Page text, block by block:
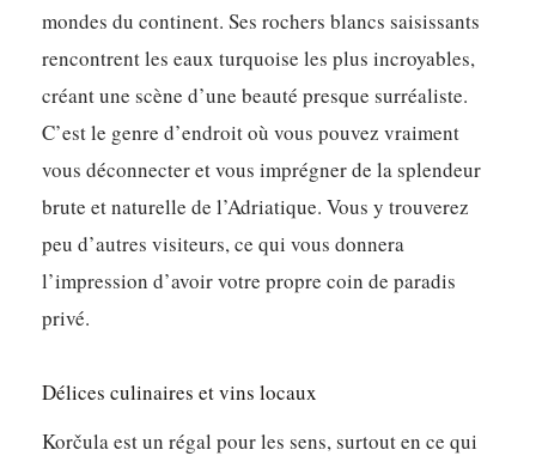
mondes du continent. Ses rochers blancs saisissants
rencontrent les eaux turquoise les plus incroyables,
créant une scène d’une beauté presque surréaliste.
C’est le genre d’endroit où vous pouvez vraiment
vous déconnecter et vous imprégner de la splendeur
brute et naturelle de l’Adriatique. Vous y trouverez
peu d’autres visiteurs, ce qui vous donnera
l’impression d’avoir votre propre coin de paradis
privé.
Délices culinaires et vins locaux
Korčula est un régal pour les sens, surtout en ce qui